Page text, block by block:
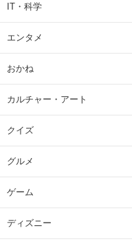
IT・科学
エンタメ
おかね
カルチャー・アート
クイズ
グルメ
ゲーム
ディズニー